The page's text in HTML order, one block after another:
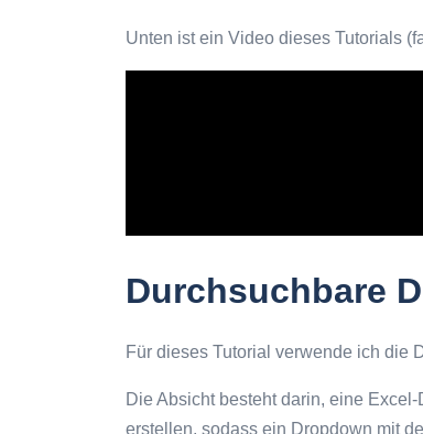
Unten ist ein Video dieses Tutorials
Durchsuchbare
Für dieses Tutorial verwende ich die
Die Absicht besteht darin, eine
erstellen, sodass ein Dropdown mit